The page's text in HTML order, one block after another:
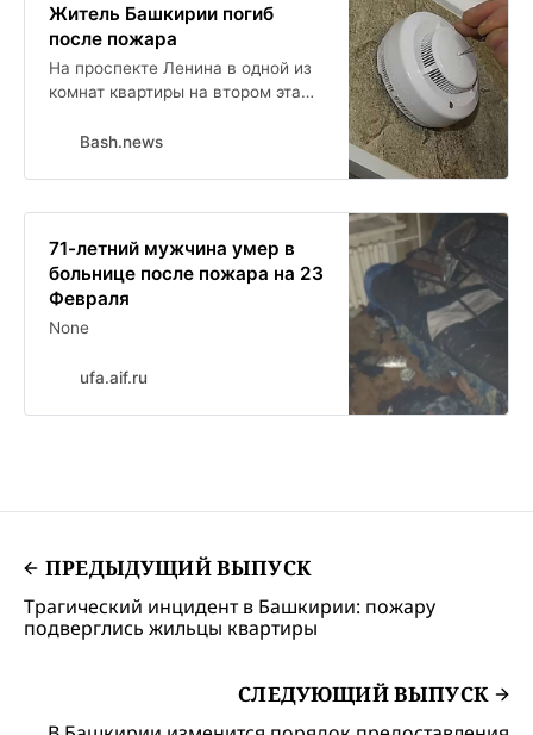
Житель Башкирии погиб
после пожара
На проспекте Ленина в одной из
комнат квартиры на втором этаже
имущество. Из горящей квартиры
госпитализировали, но спустя
Bash.news
71-летний мужчина умер в
больнице после пожара на 23
Февраля
None
ufa.aif.ru
ПРЕДЫДУЩИЙ ВЫПУСК
Трагический инцидент в Башкирии: пожару
подверглись жильцы квартиры
СЛЕДУЮЩИЙ ВЫПУСК